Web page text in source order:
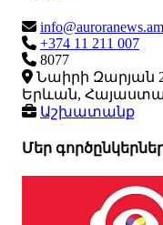
info@auroranews.am
+374 11 211 007
8077
Նաիրի Զարյան
Երևան,
Աշխատանք
Մեր